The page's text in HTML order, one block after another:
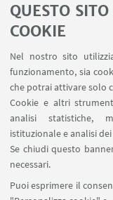
QUESTO
COOKIE
Nel nostro sito
funzionamento, sia
che potrai attivare solo
Cookie e altri
analisi statistiche,
istituzionale e analisi
Se chiudi questo
necessari.
Puoi esprimere il
PREPARARTI AL
Seminario
come usarlo
On line
POWERED BY
1